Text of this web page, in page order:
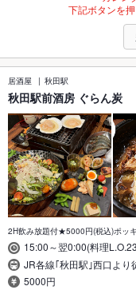
下記ボタンを
居酒屋 秋田駅
秋田駅前酒房 ぐらん炭
2H飲み放題付★5000円(税込)ポッ
15:00～翌0:00(料理
JR各線｢秋田駅｣西口より
5000円